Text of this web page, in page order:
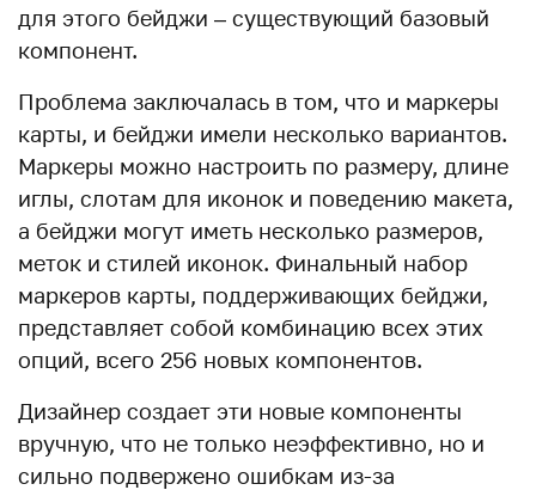
для этого бейджи – существующий базовый
компонент.
Проблема заключалась в том, что и маркеры
карты, и бейджи имели несколько вариантов.
Маркеры можно настроить по размеру, длине
иглы, слотам для иконок и поведению макета,
а бейджи могут иметь несколько размеров,
меток и стилей иконок. Финальный набор
маркеров карты, поддерживающих бейджи,
представляет собой комбинацию всех этих
опций, всего 256 новых компонентов.
Дизайнер создает эти новые компоненты
вручную, что не только неэффективно, но и
сильно подвержено ошибкам из-за